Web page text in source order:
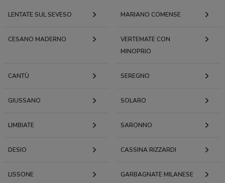
LENTATE SUL SEVESO MARIANO COMENSE
CESANO MADERNO
VERTEMATE CON
MINOPRIO
CANTÙ SEREGNO
GIUSSANO SOLARO
LIMBIATE SARONNO
DESIO CASSINA RIZZARDI
LISSONE GARBAGNATE MILANESE